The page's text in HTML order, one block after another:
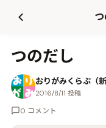
つのだし
おりがみくらぶ（新
2016/8/11 投稿
0 コメント